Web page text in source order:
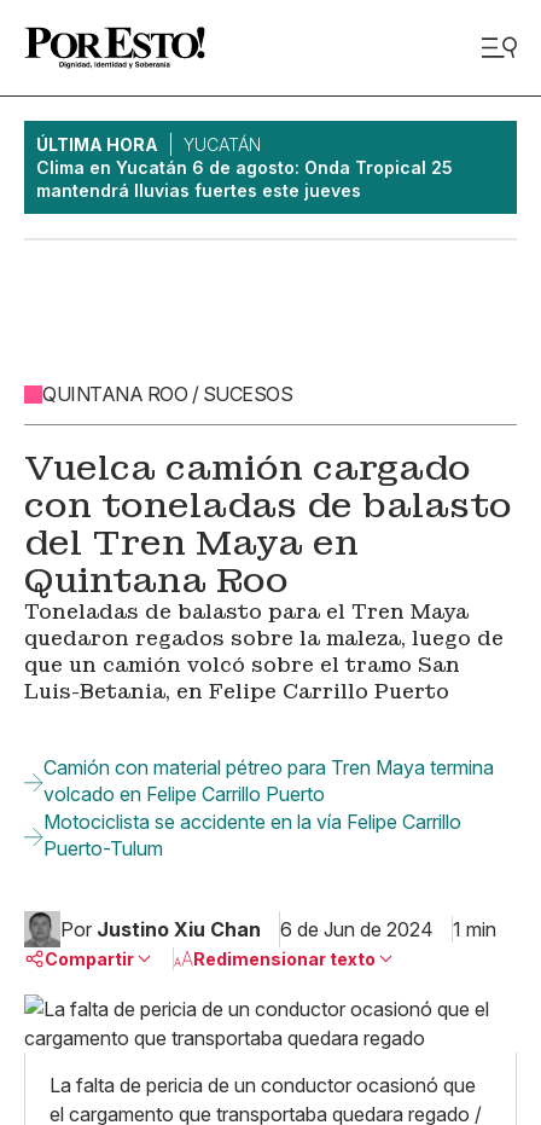
ÚLTIMA HORA
YUCATÁN
Clima en Yucatán 6 de agosto: Onda Tropical 25
mantendrá lluvias fuertes este jueves
QUINTANA ROO / SUCESOS
Vuelca camión cargado
con toneladas de balasto
del Tren Maya en
Quintana Roo
Toneladas de balasto para el Tren Maya
quedaron regados sobre la maleza, luego de
que un camión volcó sobre el tramo San
Luis-Betania, en Felipe Carrillo Puerto
Camión con material pétreo para Tren Maya termina
volcado en Felipe Carrillo Puerto
Motociclista se accidente en la vía Felipe Carrillo
Puerto-Tulum
Por Justino Xiu Chan 6 de Jun de 2024 1 min
Compartir
Linkedin
Facebook
X
Whatsapp
Redimensionar texto
Pequeño
Mediano
Grande
La falta de pericia de un conductor ocasionó que
el cargamento que transportaba quedara regado /